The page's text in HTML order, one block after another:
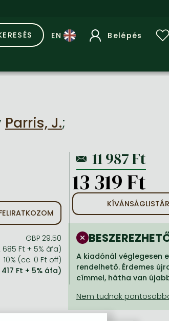
Belépés
Parris, J.;
GBP 29.50
685 Ft + 5% áfa)
10% (cc. 0 Ft off)
417 Ft + 5% áfa)
13 319 Ft
A kiadónál véglegesen
rendelhető. Érdemes
címmel, hátha van